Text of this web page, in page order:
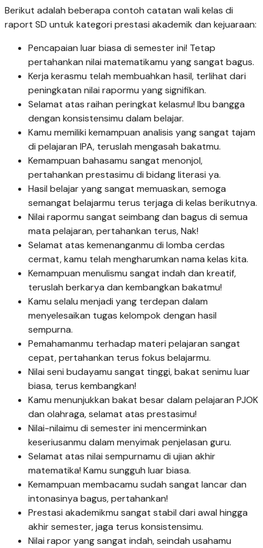
Berikut adalah beberapa contoh catatan wali kelas di
raport SD untuk kategori prestasi akademik dan kejuaraan:
Pencapaian luar biasa di semester ini! Tetap
pertahankan nilai matematikamu yang sangat bagus.
Kerja kerasmu telah membuahkan hasil, terlihat dari
peningkatan nilai rapormu yang signifikan.
Selamat atas raihan peringkat kelasmu! Ibu bangga
dengan konsistensimu dalam belajar.
Kamu memiliki kemampuan analisis yang sangat tajam
di pelajaran IPA, teruslah mengasah bakatmu.
Kemampuan bahasamu sangat menonjol,
pertahankan prestasimu di bidang literasi ya.
Hasil belajar yang sangat memuaskan, semoga
semangat belajarmu terus terjaga di kelas berikutnya.
Nilai rapormu sangat seimbang dan bagus di semua
mata pelajaran, pertahankan terus, Nak!
Selamat atas kemenanganmu di lomba cerdas
cermat, kamu telah mengharumkan nama kelas kita.
Kemampuan menulismu sangat indah dan kreatif,
teruslah berkarya dan kembangkan bakatmu!
Kamu selalu menjadi yang terdepan dalam
menyelesaikan tugas kelompok dengan hasil
sempurna.
Pemahamanmu terhadap materi pelajaran sangat
cepat, pertahankan terus fokus belajarmu.
Nilai seni budayamu sangat tinggi, bakat senimu luar
biasa, terus kembangkan!
Kamu menunjukkan bakat besar dalam pelajaran PJOK
dan olahraga, selamat atas prestasimu!
Nilai-nilaimu di semester ini mencerminkan
keseriusanmu dalam menyimak penjelasan guru.
Selamat atas nilai sempurnamu di ujian akhir
matematika! Kamu sungguh luar biasa.
Kemampuan membacamu sudah sangat lancar dan
intonasinya bagus, pertahankan!
Prestasi akademikmu sangat stabil dari awal hingga
akhir semester, jaga terus konsistensimu.
Nilai rapor yang sangat indah, seindah usahamu